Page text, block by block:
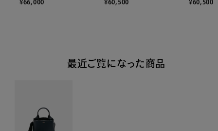
¥66,000 ¥60,500 ¥60,500
最近ご覧になった商品